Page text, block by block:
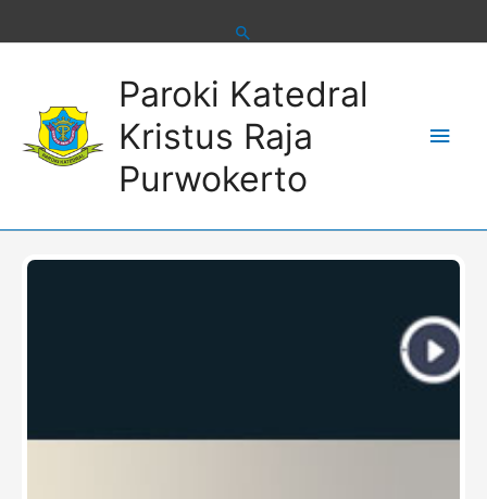
Paroki Katedral
Kristus Raja
Purwokerto